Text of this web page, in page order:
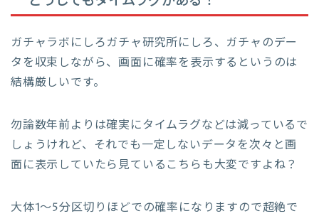
ガチャラボにしろガチャ研究所にしろ、ガチャのデー
タを収束しながら、画面に確率を表示するというのは
結構厳しいです。
勿論数年前よりは確実にタイムラグなどは減っているで
しょうけれど、それでも一定しないデータを次々と画
面に表示していたら見ているこちらも大変ですよね？
大体1〜5分区切りほどでの確率になりますので超絶で